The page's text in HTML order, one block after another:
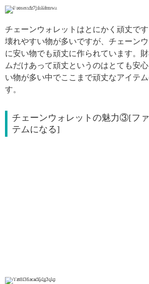
引用: https://www.instagram.com/p/Bd_7ZMslp2U/
チェーンウォレットはとにかく頑丈で
壊れやすい物が多いですが、チェーン
に安い物でも頑丈に作られています。
ムだけあって頑丈というのはとても安
い物が多い中でここまで頑丈なアイテ
す。
チェーンウォレットの魅力③[フ
テムになる]
引用: https://www.instagram.com/p/BbdfmxugOsU/